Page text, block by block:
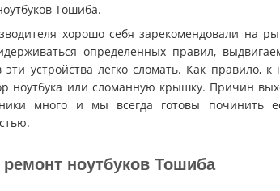
Тошиба.
хорошо себя зарекомендовали на
определенных правил,
эти устройства легко сломать. Как правило, к
ноутбука или сломанную крышку. Причин
много и мы всегда готовы починить
ноутбуков Тошиба